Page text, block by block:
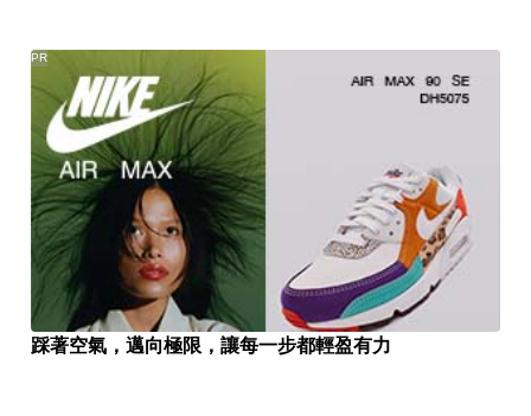
踩著空氣，邁向極限，讓每一步都輕盈有力
PR